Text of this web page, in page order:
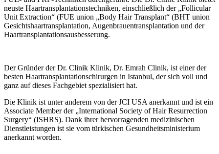
neuste Haartransplantationstechniken, einschließlich der „Follicular
Unit Extraction“ (FUE union „Body Hair Transplant“ (BHT union
Gesichtshaartransplantation, Augenbrauentransplantation und der
Haartransplantationsausbesserung.
Der Gründer der Dr. Clinik Klinik, Dr. Emrah Clinik, ist einer der
besten Haartransplantationschirurgen in Istanbul, der sich voll und
ganz auf dieses Fachgebiet spezialisiert hat.
Die Klinik ist unter anderem von der JCI USA anerkannt und ist ein
Associate Member der „International Society of Hair Resurrection
Surgery“ (ISHRS). Dank ihrer hervorragenden medizinischen
Dienstleistungen ist sie vom türkischen Gesundheitsministerium
anerkannt worden.